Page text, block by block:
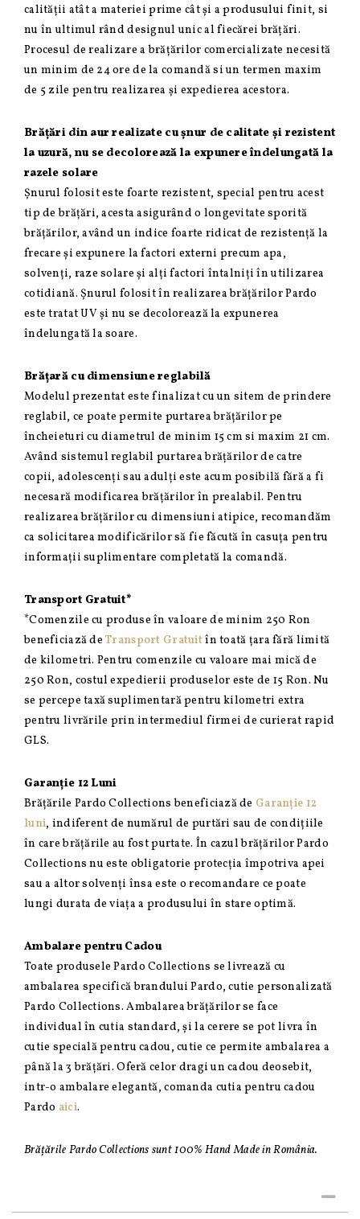
calității atât a materiei prime cât și a produsului finit, si
nu în ultimul rând designul unic al fiecărei brățări.
Procesul de realizare a brățărilor comercializate necesită
un minim de 24 ore de la comandă si un termen maxim
de 5 zile pentru realizarea și expedierea acestora.
Brățări din aur realizate cu șnur de calitate și rezistent
la uzură, nu se decolorează la expunere îndelungată la
razele solare
Șnurul folosit este foarte rezistent, special pentru acest
tip de brățări, acesta asigurând o longevitate sporită
brățărilor, având un indice foarte ridicat de rezistență la
frecare și expunere la factori externi precum apa,
solvenți, raze solare și alți factori întalniți în utilizarea
cotidiană. Șnurul folosit în realizarea brățărilor Pardo
este tratat UV și nu se decolorează la expunerea
îndelungată la soare.
Brățară cu dimensiune reglabilă
Modelul prezentat este finalizat cu un sitem de prindere
reglabil, ce poate permite purtarea brățărilor pe
încheieturi cu diametrul de minim 15 cm si maxim 21 cm.
Având sistemul reglabil purtarea brățărilor de catre
copii, adolescenți sau adulți este acum posibilă fără a fi
necesară modificarea brățărilor în prealabil. Pentru
realizarea brățărilor cu dimensiuni atipice, recomandăm
ca solicitarea modificărilor să fie făcută în casuța pentru
informații suplimentare completată la comandă.
Transport Gratuit*
*Comenzile cu produse în valoare de minim 250 Ron
beneficiază deTransport Gratuitîn toată țara fără limită
de kilometri. Pentru comenzile cu valoare mai mică de
250 Ron, costul expedierii produselor este de 15 Ron. Nu
se percepe taxă suplimentară pentru kilometri extra
pentru livrările prin intermediul firmei de curierat rapid
GLS.
Garanție 12 Luni
Brățările Pardo Collections beneficiază de Garanție 12
luni, indiferent de numărul de purtări sau de condițiile
în care brățările au fost purtate. În cazul brățărilor Pardo
Collections nu este obligatorie protecția împotriva apei
sau a altor solvenți însa este o recomandare ce poate
lungi durata de viața a produsului în stare optimă.
Ambalare pentru Cadou
Toate produsele Pardo Collections se livrează cu
ambalarea specifică brandului Pardo, cutie personalizată
Pardo Collections. Ambalarea brățărilor se face
individual în cutia standard, și la cerere se pot livra în
cutie specială pentru cadou, cutie ce permite ambalarea a
până la 3 brățări. Oferă celor dragi un cadou deosebit,
intr-o ambalare elegantă, comanda cutia pentru cadou
Pardo aici.
Brățările Pardo Collections sunt 100% Hand Made in România.